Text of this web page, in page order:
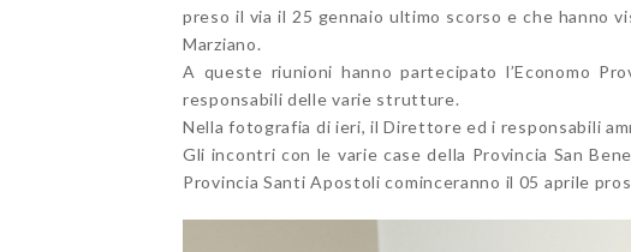
preso il via il 25 gennaio ultimo scorso e che hanno
Marziano.
A queste riunioni hanno partecipato l’Economo
responsabili delle varie strutture.
Nella fotografia di ieri, il Direttore ed i responsabili
Gli incontri con le varie case della Provincia San
Provincia Santi Apostoli cominceranno il 05 aprile